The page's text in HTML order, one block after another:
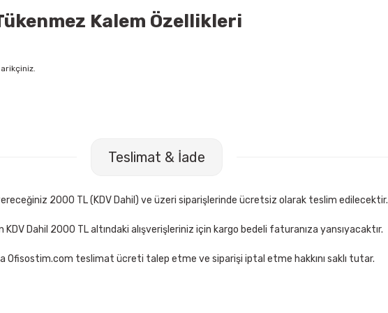
Kalem Özellikleri
Teslimat & İade
2000 TL (KDV Dahil) ve üzeri siparişlerinde ücretsiz olarak teslim edilecektir.
KDV Dahil 2000 TL altındaki alışverişleriniz için kargo bedeli faturanıza yansıyacaktır.
Ofisostim.com teslimat ücreti talep etme ve siparişi iptal etme hakkını saklı tutar.